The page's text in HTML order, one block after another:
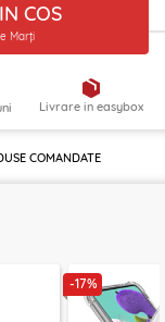
COS
Marți
Livrare in easybox
COMANDATE
-17%